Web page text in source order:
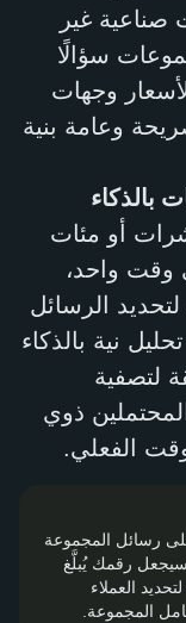
غير
سؤالًا
وجهات
وعامة بنية
بالذكاء
أو مئات
واحد،
الرسائل
نية بالذكاء
لتصفية
المحتملين ذوي
الفعلي.
رسائل المجموعة
رقمك يُبلَّغ
العملاء
المجموعة.